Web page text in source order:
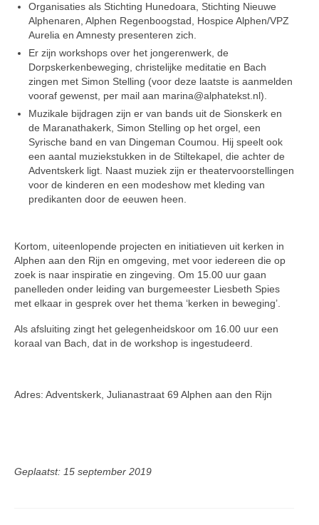
Organisaties als Stichting Hunedoara, Stichting Nieuwe
Alphenaren, Alphen Regenboogstad, Hospice Alphen/VPZ
Aurelia en Amnesty presenteren zich.
Er zijn workshops over het jongerenwerk, de
Dorpskerkenbeweging, christelijke meditatie en Bach
zingen met Simon Stelling (voor deze laatste is aanmelden
vooraf gewenst, per mail aan marina@alphatekst.nl).
Muzikale bijdragen zijn er van bands uit de Sionskerk en
de Maranathakerk, Simon Stelling op het orgel, een
Syrische band en van Dingeman Coumou. Hij speelt ook
een aantal muziekstukken in de Stiltekapel, die achter de
Adventskerk ligt. Naast muziek zijn er theatervoorstellingen
voor de kinderen en een modeshow met kleding van
predikanten door de eeuwen heen.
Kortom, uiteenlopende projecten en initiatieven uit kerken in
Alphen aan den Rijn en omgeving, met voor iedereen die op
zoek is naar inspiratie en zingeving. Om 15.00 uur gaan
panelleden onder leiding van burgemeester Liesbeth Spies
met elkaar in gesprek over het thema ‘kerken in beweging’.
Als afsluiting zingt het gelegenheidskoor om 16.00 uur een
koraal van Bach, dat in de workshop is ingestudeerd.
Adres: Adventskerk, Julianastraat 69 Alphen aan den Rijn
Geplaatst: 15 september 2019